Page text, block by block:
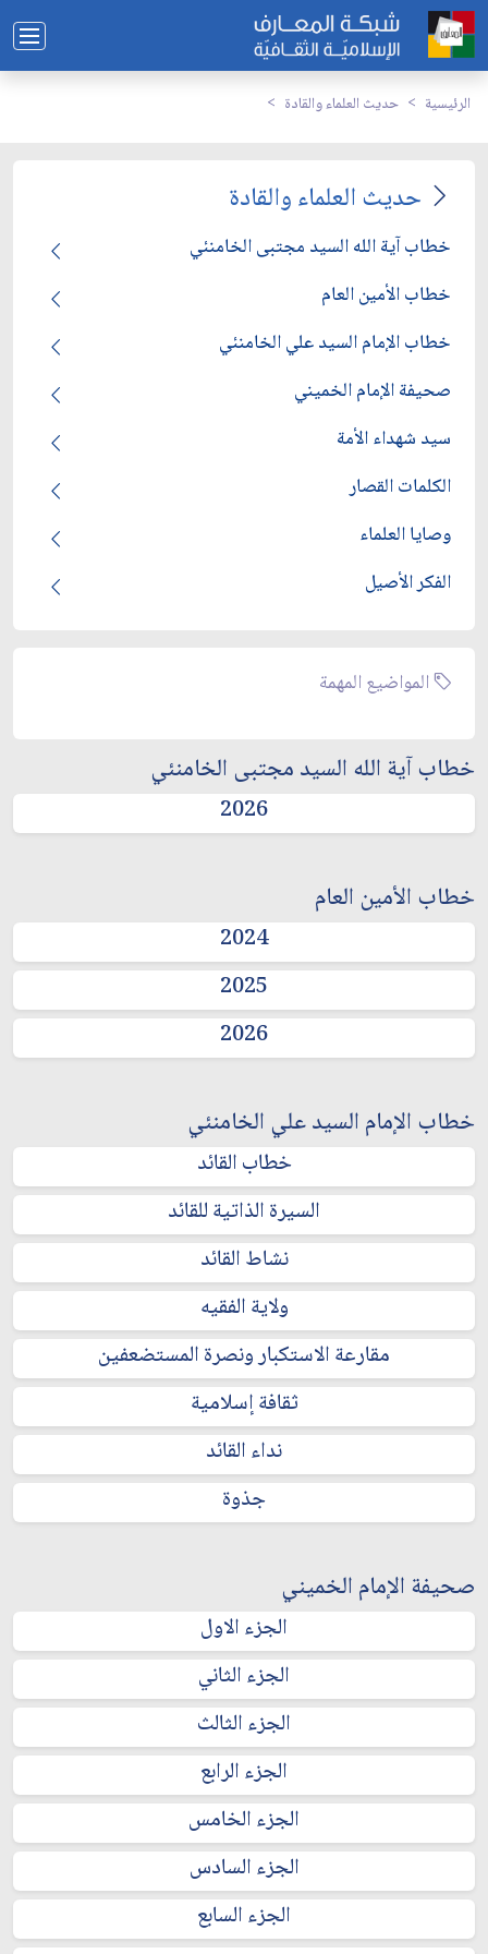
الرئيسية حديث العلماء والقادة
حديث العلماء والقادة
خطاب آية الله السيد مجتبى الخامنئي
خطاب الأمين العام
خطاب الإمام السيد علي الخامنئي
صحيفة الإمام الخميني
سيد شهداء الأمة
الكلمات القصار
وصايا العلماء
الفكر الأصيل
المواضيع المهمة
خطاب آية الله السيد مجتبى الخامنئي
2026
خطاب الأمين العام
2024
2025
2026
خطاب الإمام السيد علي الخامنئي
خطاب القائد
السيرة الذاتية للقائد
نشاط القائد
ولاية الفقيه
مقارعة الاستكبار ونصرة المستضعفين
ثقافة إسلامية
نداء القائد
جذوة
صحيفة الإمام الخميني
الجزء الاول
الجزء الثاني
الجزء الثالث
الجزء الرابع
الجزء الخامس
الجزء السادس
الجزء السابع